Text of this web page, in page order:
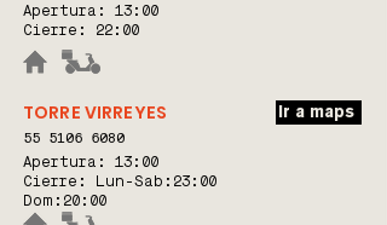
Apertura: 13:00
Cierre: 22:00
TORRE VIRREYES Ir a maps
55 5106 6080
Apertura: 13:00
Cierre: Lun-Sab:23:00
Dom:20:00